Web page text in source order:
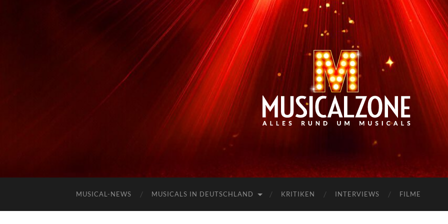
MUSICAL-NEWS MUSICALS IN DEUTSCHLAND KRITIKEN INTERVIEWS FILME